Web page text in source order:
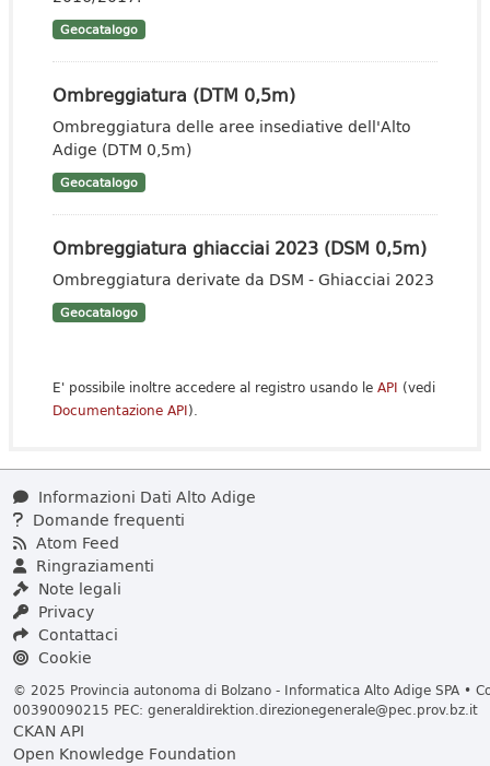
Geocatalogo
Ombreggiatura (DTM 0,5m)
Ombreggiatura delle aree insediative dell'Alto
Adige (DTM 0,5m)
Geocatalogo
Ombreggiatura ghiacciai 2023 (DSM 0,5m)
Ombreggiatura derivate da DSM - Ghiacciai 2023
Geocatalogo
E' possibile inoltre accedere al registro usando le API (vedi
Documentazione API).
Informazioni Dati Alto Adige
Domande frequenti
Atom Feed
Ringraziamenti
Note legali
Privacy
Contattaci
Cookie
© 2025 Provincia autonoma di Bolzano - Informatica Alto Adige SPA •
00390090215 PEC: generaldirektion.direzionegenerale@pec.prov.bz.it
CKAN API
Open Knowledge Foundation